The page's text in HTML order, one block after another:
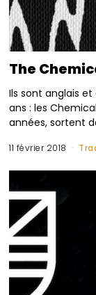
The
Ils sont anglais
ans : les
années, sortent
11 février 2018